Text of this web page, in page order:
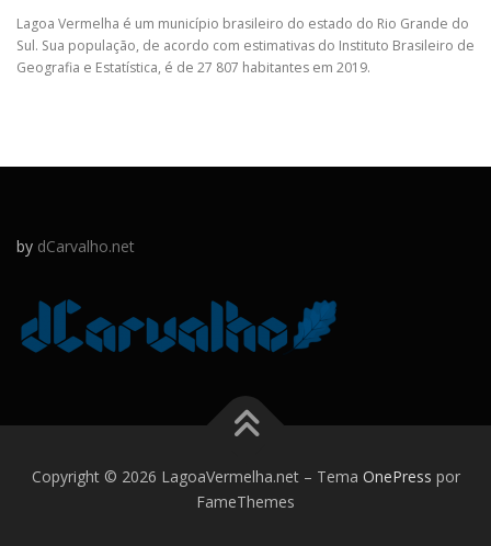
Lagoa Vermelha é um município brasileiro do estado do Rio Grande do
Sul. Sua população, de acordo com estimativas do Instituto Brasileiro de
Geografia e Estatística, é de 27 807 habitantes em 2019.
by dCarvalho.net
Copyright © 2026 LagoaVermelha.net – Tema OnePress por
FameThemes